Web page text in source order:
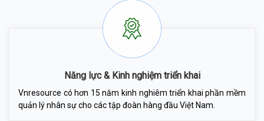
Năng lực & Kinh nghiệm triển khai
Vnresource có hơn 15 năm kinh nghiêm triển khai phần mềm
quản lý nhân sự cho các tập đoàn hàng đầu Việt Nam.